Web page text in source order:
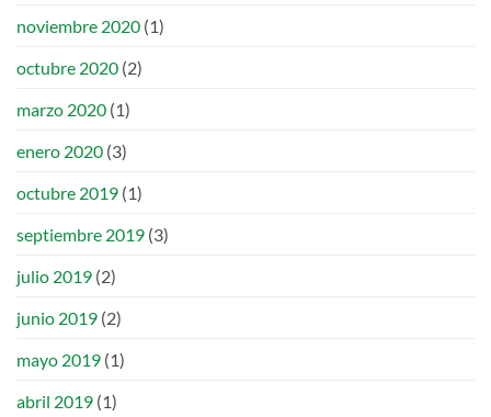
noviembre 2020 (1)
octubre 2020 (2)
marzo 2020 (1)
enero 2020 (3)
octubre 2019 (1)
septiembre 2019 (3)
julio 2019 (2)
junio 2019 (2)
mayo 2019 (1)
abril 2019 (1)